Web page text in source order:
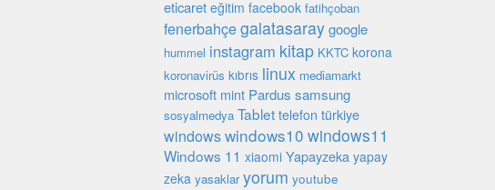
eticaret eğitim facebook fatihçoban
fenerbahçegalatasaray google
hummel instagram kitap KKTC korona
koronavirüs kıbrıs linux mediamarkt
microsoft mint Pardus samsung
sosyalmedya Tablet telefon türkiye
windowswindows10 windows11
Windows 11 xiaomi Yapayzeka yapay
zeka yasaklar yorum youtube